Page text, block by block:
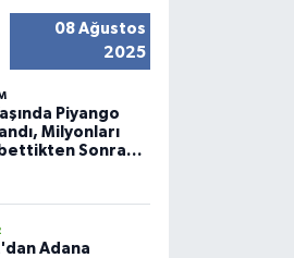
08 Ağustos
2025
Piyango
Milyonları
Sonra
Adana